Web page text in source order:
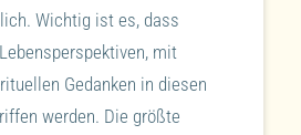
Wichtig ist es, dass
mit
Gedanken in diesen
werden. Die größte